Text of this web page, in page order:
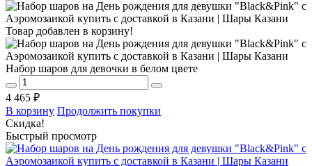
Товар добавлен в корзину!
Набор шаров для девочки в белом цвете
4 465 ₽
В корзину Продолжить покупки
Скидка!
Быстрый просмотр